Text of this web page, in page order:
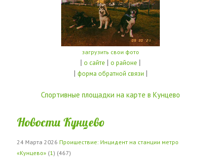
загрузить свои фото
| о сайте | о районе |
| форма обратной связи |
Спортивные площадки на карте в Кунцево
Новости Кунцево
24 Марта 2026 Проишествие: Инцидент на станции метро
«Кунцево» (1 ) (467)